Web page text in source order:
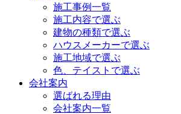
施工事例一覧
施工内容で選ぶ
建物の種類で選ぶ
ハウスメーカーで選ぶ
施工地域で選ぶ
色、テイストで選ぶ
会社案内
選ばれる理由
会社案内一覧